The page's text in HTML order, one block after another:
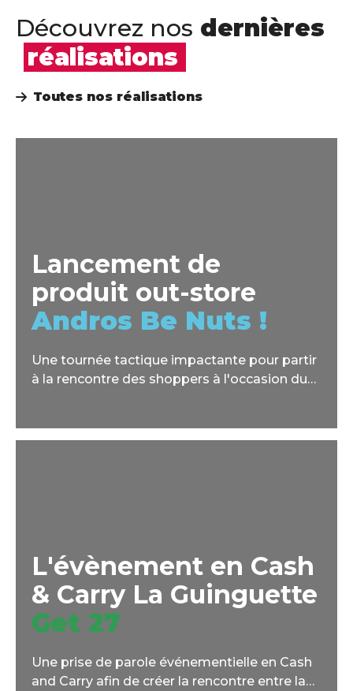
Découvrez nos dernières
réalisations
Toutes nos réalisations
Lancement de
produit out-store
Andros Be Nuts !
Une tournée tactique impactante pour partir
à la rencontre des shoppers à l'occasion du
L'évènement en Cash
& Carry La Guinguette
Get 27
Une prise de parole événementielle en Cash
and Carry afin de créer la rencontre entre la